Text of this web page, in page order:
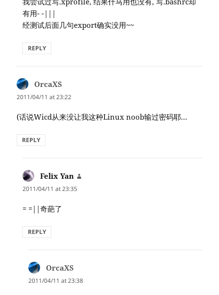
有用- -|||
经测试后面几句export确实没用~~
REPLY
OrcaXS
2011/04/11 at 23:22
(话说Wicd从来没让我这种Linux noob输过密码耶…
REPLY
Felix Yan
2011/04/11 at 23:35
= =||奇葩了
REPLY
OrcaXS
2011/04/11 at 23:38